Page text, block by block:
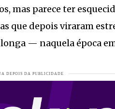
70%VEJA MAIS
57 primaveras.VEJA MAIS
VEJA MAIS
arrasa quarteirões. VEJA MAIS
VEJA MAIS
mas parece ter
que depois viraram
longa — naquela época